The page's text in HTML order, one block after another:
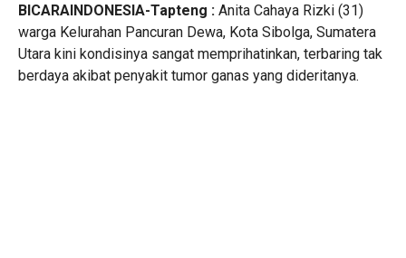
BICARAINDONESIA-Tapteng : Anita Cahaya Rizki (31)
warga Kelurahan Pancuran Dewa, Kota Sibolga, Sumatera
Utara kini kondisinya sangat memprihatinkan, terbaring tak
berdaya akibat penyakit tumor ganas yang dideritanya.